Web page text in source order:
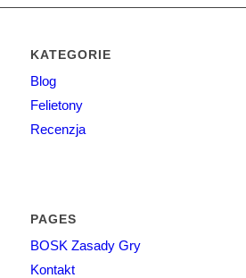
KATEGORIE
Blog
Felietony
Recenzja
PAGES
BOSK Zasady Gry
Kontakt